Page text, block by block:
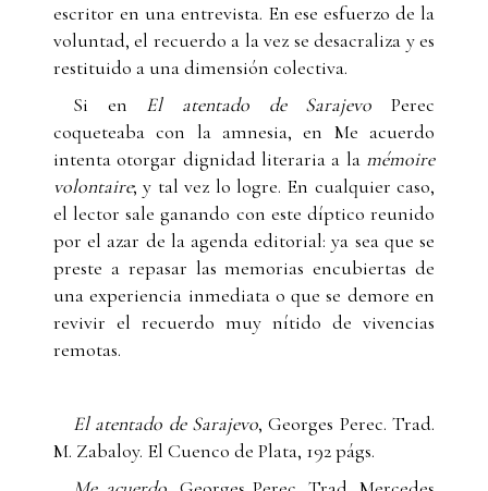
escritor en una entrevista. En ese esfuerzo de la
voluntad, el recuerdo a la vez se desacraliza y es
restituido a una dimensión colectiva.
Si en El atentado de Sarajevo Perec
coqueteaba con la amnesia, en Me acuerdo
intenta otorgar dignidad literaria a la mémoire
volontaire; y tal vez lo logre. En cualquier caso,
el lector sale ganando con este díptico reunido
por el azar de la agenda editorial: ya sea que se
preste a repasar las memorias encubiertas de
una experiencia inmediata o que se demore en
revivir el recuerdo muy nítido de vivencias
remotas.
El atentado de Sarajevo, Georges Perec. Trad.
M. Zabaloy. El Cuenco de Plata, 192 págs.